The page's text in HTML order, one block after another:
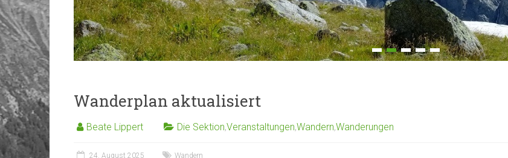
Wanderplan aktualisiert
Beate Lippert Die Sektion,Veranstaltungen,Wandern,Wanderungen
24. August 2025 Wandern